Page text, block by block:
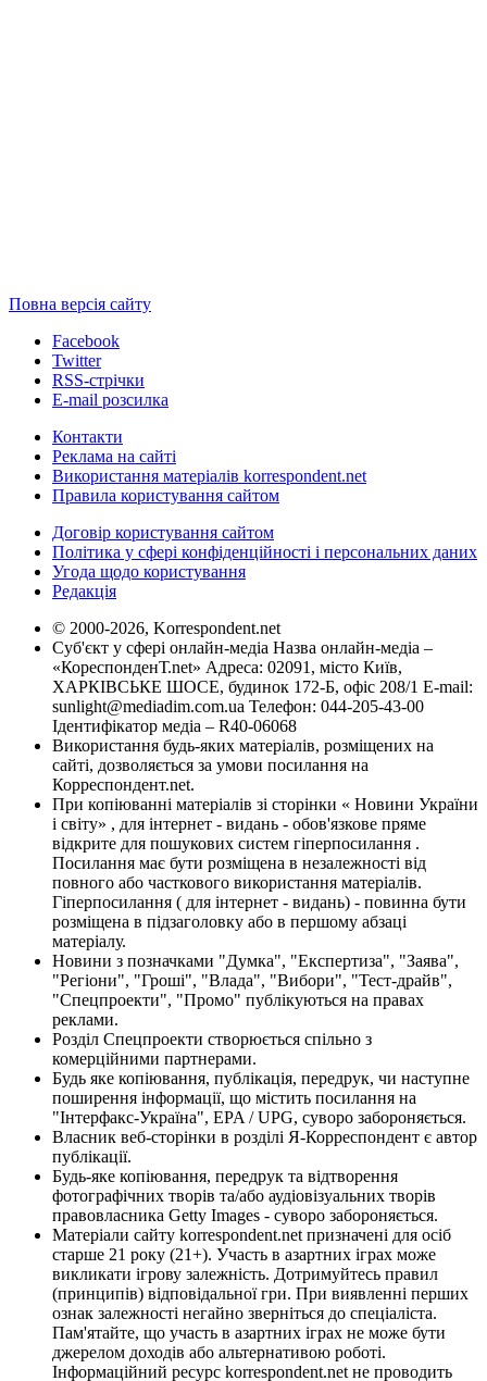
Повна версія сайту
Facebook
Twitter
RSS-стрічки
E-mail розсилка
Контакти
Реклама на сайті
Використання матеріалів korrespondent.net
Правила користування сайтом
Договір користування сайтом
Політика у сфері конфіденційності і персональних даних
Угода щодо користування
Редакція
© 2000-2026, Korrespondent.net
Суб'єкт у сфері онлайн-медіа Назва онлайн-медіа –
«КореспонденТ.net» Адреса: 02091, місто Київ,
ХАРКІВСЬКЕ ШОСЕ, будинок 172-Б, офіс 208/1 E-mail:
sunlight@mediadim.com.ua Телефон: 044-205-43-00
Ідентифікатор медіа – R40-06068
Використання будь-яких матеріалів, розміщених на
сайті, дозволяється за умови посилання на
Корреспондент.net.
При копіюванні матеріалів зі сторінки « Новини України
і світу» , для інтернет - видань - обов'язкове пряме
відкрите для пошукових систем гіперпосилання .
Посилання має бути розміщена в незалежності від
повного або часткового використання матеріалів.
Гіперпосилання ( для інтернет - видань) - повинна бути
розміщена в підзаголовку або в першому абзаці
матеріалу.
Новини з позначками "Думка", "Експертиза", "Заява",
"Регіони", "Гроші", "Влада", "Вибори", "Тест-драйв",
"Спецпроекти", "Промо" публікуються на правах
реклами.
Розділ Спецпроекти створюється спільно з
комерційними партнерами.
Будь яке копіювання, публікація, передрук, чи наступне
поширення інформації, що містить посилання на
"Інтерфакс-Україна", EPA / UPG, суворо забороняється.
Власник веб-сторінки в розділі Я-Корреспондент є автор
публікації.
Будь-яке копіювання, передрук та відтворення
фотографічних творів та/або аудіовізуальних творів
правовласника Getty Images - суворо забороняється.
Матеріали сайту korrespondent.net призначені для осіб
старше 21 року (21+). Участь в азартних іграх може
викликати ігрову залежність. Дотримуйтесь правил
(принципів) відповідальної гри. При виявленні перших
ознак залежності негайно зверніться до спеціаліста.
Пам'ятайте, що участь в азартних іграх не може бути
джерелом доходів або альтернативою роботі.
Інформаційний ресурс korrespondent.net не проводить